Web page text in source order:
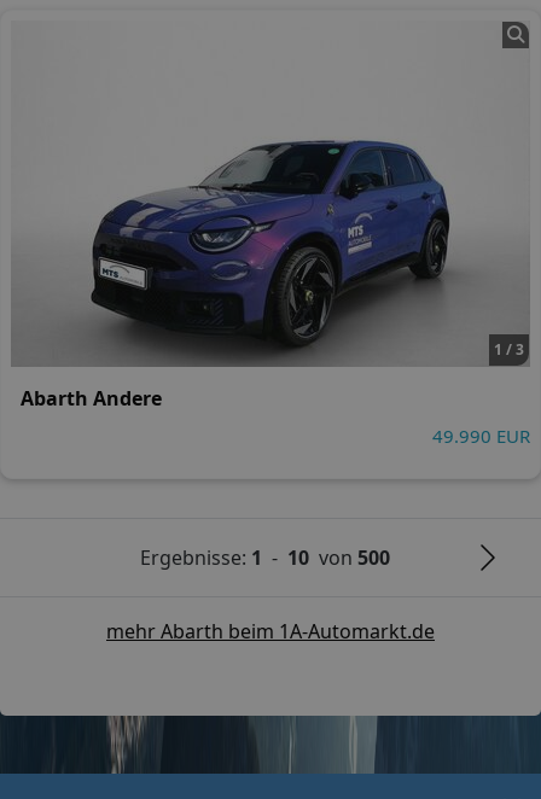
1 / 3
Abarth Andere
49.990 EUR
Ergebnisse: 1 - 10 von500
mehr Abarth beim 1A-Automarkt.de